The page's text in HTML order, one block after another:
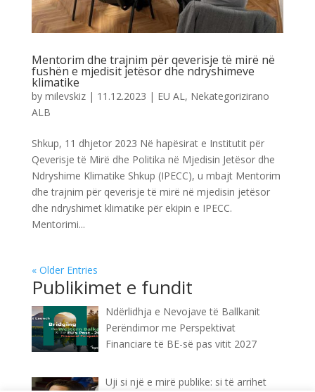
Mentorim dhe trajnim për qeverisje të mirë në
fushën e mjedisit jetësor dhe ndryshimeve
klimatike
by milevskiz| 11.12.2023 | EU AL , Nekategorizirano
ALB
Shkup, 11 dhjetor 2023 Në hapësirat e Institutit për
Qeverisje të Mirë dhe Politika në Mjedisin Jetësor dhe
Ndryshime Klimatike Shkup (IPECC), u mbajt Mentorim
dhe trajnim për qeverisje të mirë në mjedisin jetësor
dhe ndryshimet klimatike për ekipin e IPECC.
Mentorimi...
« Older Entries
Publikimet e fundit
Ndërlidhja e Nevojave të Ballkanit
Perëndimor me Perspektivat
Financiare të BE-së pas vitit 2027
Uji si një e mirë publike: si të arrihet